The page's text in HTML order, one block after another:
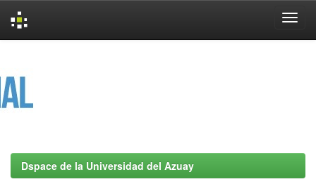
Dspace de la Universidad del Azuay